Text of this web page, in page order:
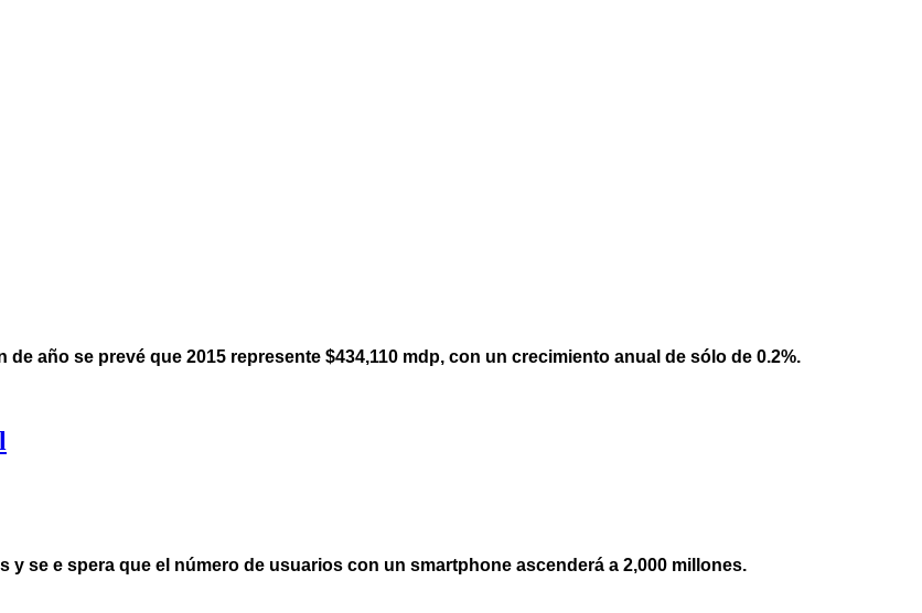
año se prevé que 2015 represente $434,110 mdp, con un crecimiento anual de sólo de 0.2%.
se e spera que el número de usuarios con un smartphone ascenderá a 2,000 millones.